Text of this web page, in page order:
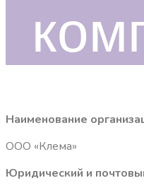
Наименование
ООО «Клема»
Юридический и